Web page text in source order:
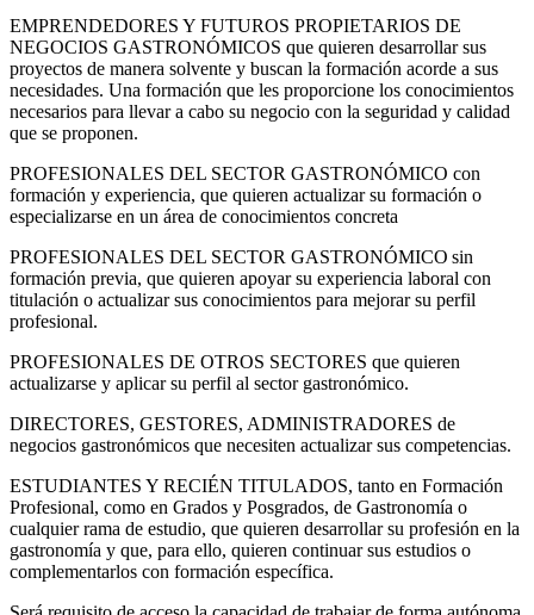
EMPRENDEDORES Y FUTUROS PROPIETARIOS DE
NEGOCIOS GASTRONÓMICOS que quieren desarrollar sus
proyectos de manera solvente y buscan la formación acorde a sus
necesidades. Una formación que les proporcione los conocimientos
necesarios para llevar a cabo su negocio con la seguridad y calidad
que se proponen.
PROFESIONALES DEL SECTOR GASTRONÓMICO con
formación y experiencia, que quieren actualizar su formación o
especializarse en un área de conocimientos concreta
PROFESIONALES DEL SECTOR GASTRONÓMICO sin
formación previa, que quieren apoyar su experiencia laboral con
titulación o actualizar sus conocimientos para mejorar su perfil
profesional.
PROFESIONALES DE OTROS SECTORES que quieren
actualizarse y aplicar su perfil al sector gastronómico.
DIRECTORES, GESTORES, ADMINISTRADORES de
negocios gastronómicos que necesiten actualizar sus competencias.
ESTUDIANTES Y RECIÉN TITULADOS, tanto en Formación
Profesional, como en Grados y Posgrados, de Gastronomía o
cualquier rama de estudio, que quieren desarrollar su profesión en la
gastronomía y que, para ello, quieren continuar sus estudios o
complementarlos con formación específica.